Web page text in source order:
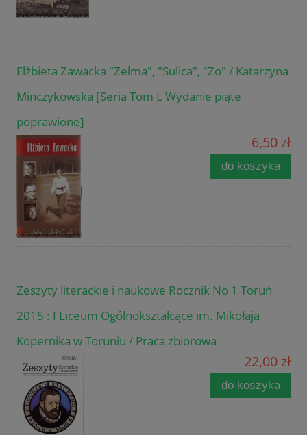
Elżbieta Zawacka "Zelma", "Sulica", "Zo" / Katarzyna
Minczykowska [Seria Tom L Wydanie piąte
poprawione]
6,50 zł
do koszyka
Zeszyty literackie i naukowe Rocznik No 1 Toruń
2015 : I Liceum Ogólnokształcące im. Mikołaja
Kopernika w Toruniu / Praca zbiorowa
22,00 zł
do koszyka